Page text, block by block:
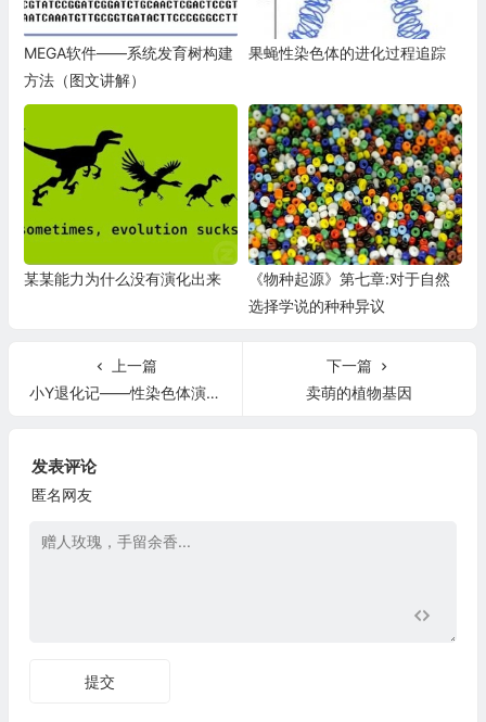
MEGA软件——系统发育树构建
方法（图文讲解）
果蝇性染色体的进化过程追踪
某某能力为什么没有演化出来
《物种起源》第七章:对于自然
选择学说的种种异议
上一篇
小Y退化记——性染色体演化的故事
下一篇
卖萌的植物基因
发表评论
匿名网友
提交